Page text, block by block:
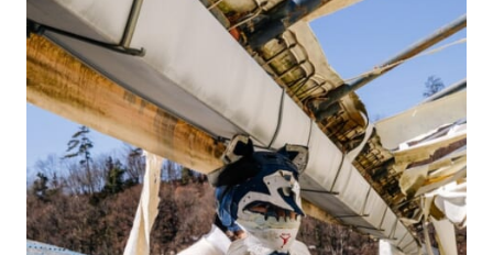
#Commune H #FOCUS IT #AH.H
#ととけん #FASHION #MUSIC #MOVIE
#LIFESTYLE #SNEAKER #OUTDOOR
#SPORTS #HANDSOME HANDBOOK